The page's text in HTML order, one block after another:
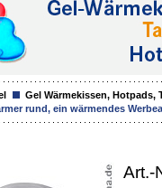
Gel Wärmekissen, Hotpads,
rund, ein wärmendes
Art.-